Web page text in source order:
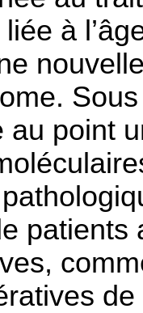
à
au point
patients